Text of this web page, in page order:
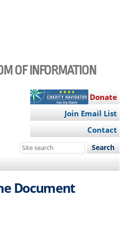
OF INFORMATION
Donate
Join Email List
Contact
Search
site
Document